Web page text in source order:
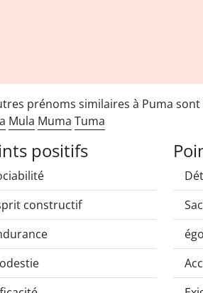
prénoms similaires à Puma sont
Mula Muma Tuma
positifs
constructif